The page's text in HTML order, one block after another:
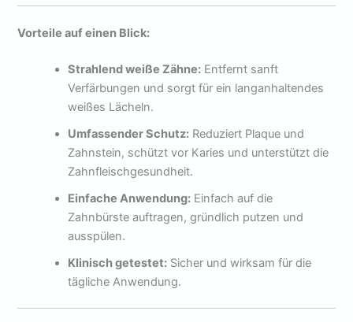
Vorteile auf einen Blick:
Strahlend weiße Zähne: Entfernt sanft
Verfärbungen und sorgt für ein langanhaltendes
weißes Lächeln.
Umfassender Schutz: Reduziert Plaque und
Zahnstein, schützt vor Karies und unterstützt die
Zahnfleischgesundheit.
Einfache Anwendung: Einfach auf die
Zahnbürste auftragen, gründlich putzen und
ausspülen.
Klinisch getestet: Sicher und wirksam für die
tägliche Anwendung.